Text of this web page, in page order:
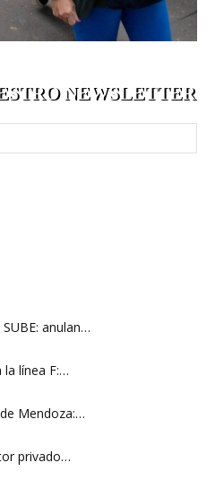
NEWSLETTER
anulan…
la línea F:…
Mendoza:…
privado…